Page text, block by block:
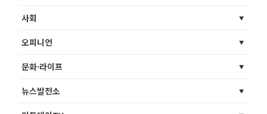
사회
오피니언
문화·라이프
뉴스발전소